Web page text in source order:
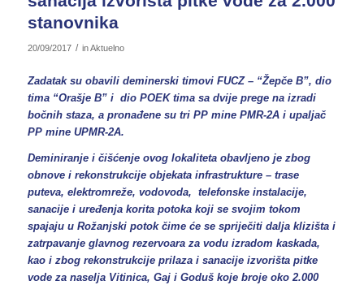
stanovnika
20/09/2017 / inAktuelno
Zadatak su obavili deminerski timovi FUCZ – “Žepče B”, dio
tima “Orašje B” i dio POEK tima sa dvije prege na izradi
bočnih staza, a pronađene su tri PP mine PMR-2A i upaljač
PP mine UPMR-2A.
Deminiranje i čišćenje ovog lokaliteta obavljeno je zbog
obnove i rekonstrukcije objekata infrastrukture – trase
puteva, elektromreže, vodovoda, telefonske instalacije,
sanacije i uređenja korita potoka koji se svojim tokom
spajaju u Rožanjski potok čime će se spriječiti dalja klizišta i
zatrpavanje glavnog rezervoara za vodu izradom kaskada,
kao i zbog rekonstrukcije prilaza i sanacije izvorišta pitke
vode za naselja Vitinica, Gaj i Goduš koje broje oko 2.000